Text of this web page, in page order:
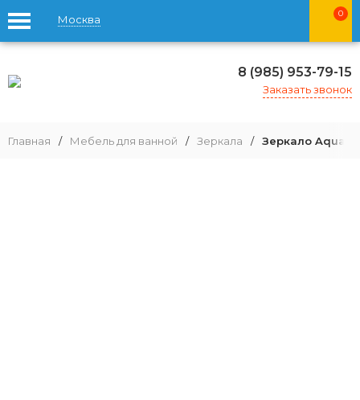
Москва 0
8 (985) 953-79-15
Заказать звонок
Главная / Мебель для ванной / Зеркала / Зеркало